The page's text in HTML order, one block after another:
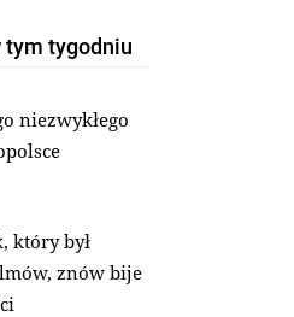
tygodniu
niezwykłego
który był
znów bije